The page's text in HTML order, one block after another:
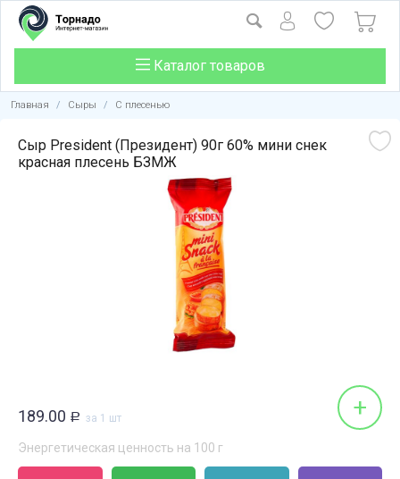
Каталог товаров
Главная / Сыры / С плесенью
Сыр President (Президент) 90г 60% мини снек
красная плесень БЗМЖ
189.00 Р за 1 шт +
Энергетическая ценность на 100 г